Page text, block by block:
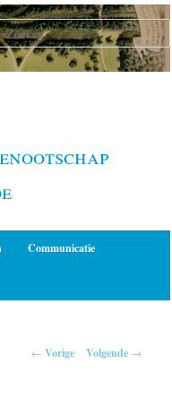
Communicatie
← Vorige Volgende →